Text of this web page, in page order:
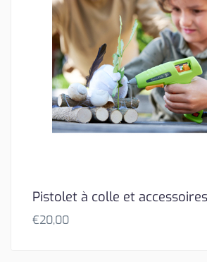
Pistolet à colle et accessoires
€20,00